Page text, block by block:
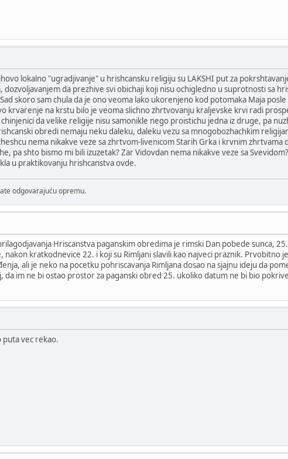
lokalno "ugradjivanje" u hrishcansku religiju su LAKSHI put za
dozvoljavanjem da prezhive svi obichaji koji nisu ochigledno u suprotnosti sa
skoro sam chula da je ono veoma lako ukorenjeno kod potomaka Maja
krvarenje na krstu bilo je veoma slichno zhrtvovanju kraljevske krvi radi
da velike religije nisu samonikle nego proistichu jedna iz druge, pa
obredi nemaju neku daleku, daleku vezu sa mnogobozhachkim
nema nikakve veze sa zhrtvom-livenicom Starih Grka i krvnim zhrtvama
pa shto bismo mi bili izuzetak? Zar Vidovdan nema nikakve veze sa
u praktikovanju hrishcanstva ovde.
odgovarajuću opremu.
Hriscanstva paganskim obredima je rimski Dan pobede sunca,
nakon kratkodnevice 22. i koji su Rimljani slavili kao najveci praznik. Prvobitno
ali je neko na pocetku pohriscavanja Rimljana dosao na sjajnu ideju da
da im ne bi ostao prostor za paganski obred 25. ukoliko datum ne bi bio
puta vec rekao.